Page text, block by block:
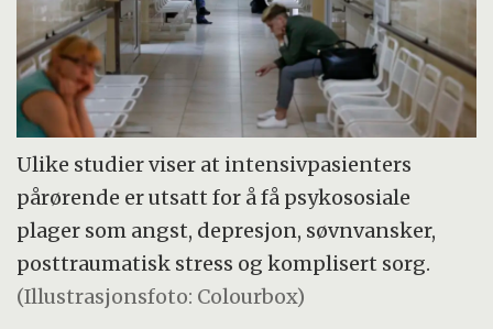
Ulike studier viser at intensivpasienters
pårørende er utsatt for å få psykososiale
plager som angst, depresjon, søvnvansker,
posttraumatisk stress og komplisert sorg.
(Illustrasjonsfoto: Colourbox)